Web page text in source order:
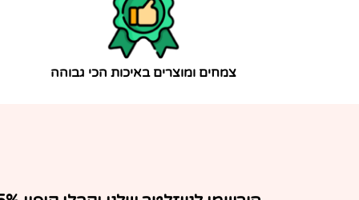
צמחים ומוצרים באיכות הכי גבוהה